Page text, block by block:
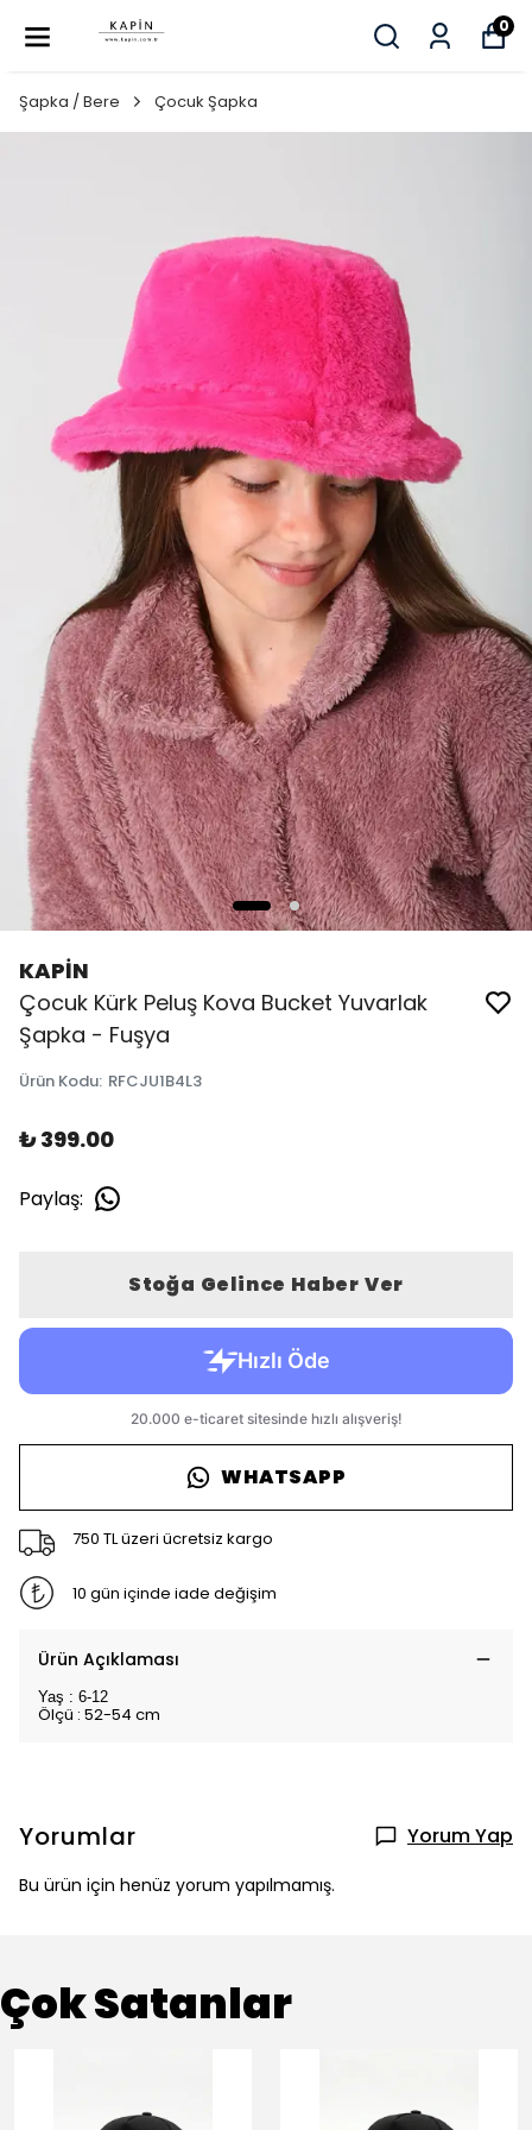
0
Şapka / Bere Çocuk Şapka
KAPİN
Çocuk Kürk Peluş Kova Bucket Yuvarlak
Şapka - Fuşya
Ürün Kodu: RFCJU1B4L3
₺ 399.00
Paylaş:
Stoğa Gelince Haber Ver
WHATSAPP
750 TL üzeri ücretsiz kargo
10 gün içinde iade değişim
Ürün Açıklaması
Yaş : 6-12
Ölçü : 52-54 cm
Yorumlar Yorum Yap
Bu ürün için henüz yorum yapılmamış.
Çok Satanlar